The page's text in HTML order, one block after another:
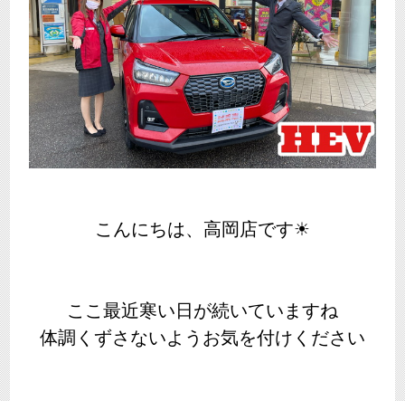
こんにちは、高岡店です☀
ここ最近寒い日が続いていますね
体調くずさないようお気を付けください